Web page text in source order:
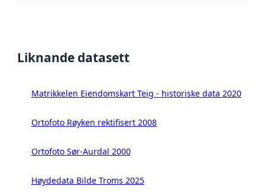
Liknande datasett
Matrikkelen Eiendomskart Teig - historiske data 2020
Ortofoto Røyken rektifisert 2008
Ortofoto Sør-Aurdal 2000
Høydedata Bilde Troms 2025